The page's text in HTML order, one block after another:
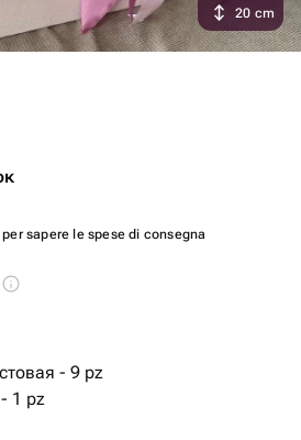
per sapere le spese di consegna
- 9 pz
1 pz
20 cm